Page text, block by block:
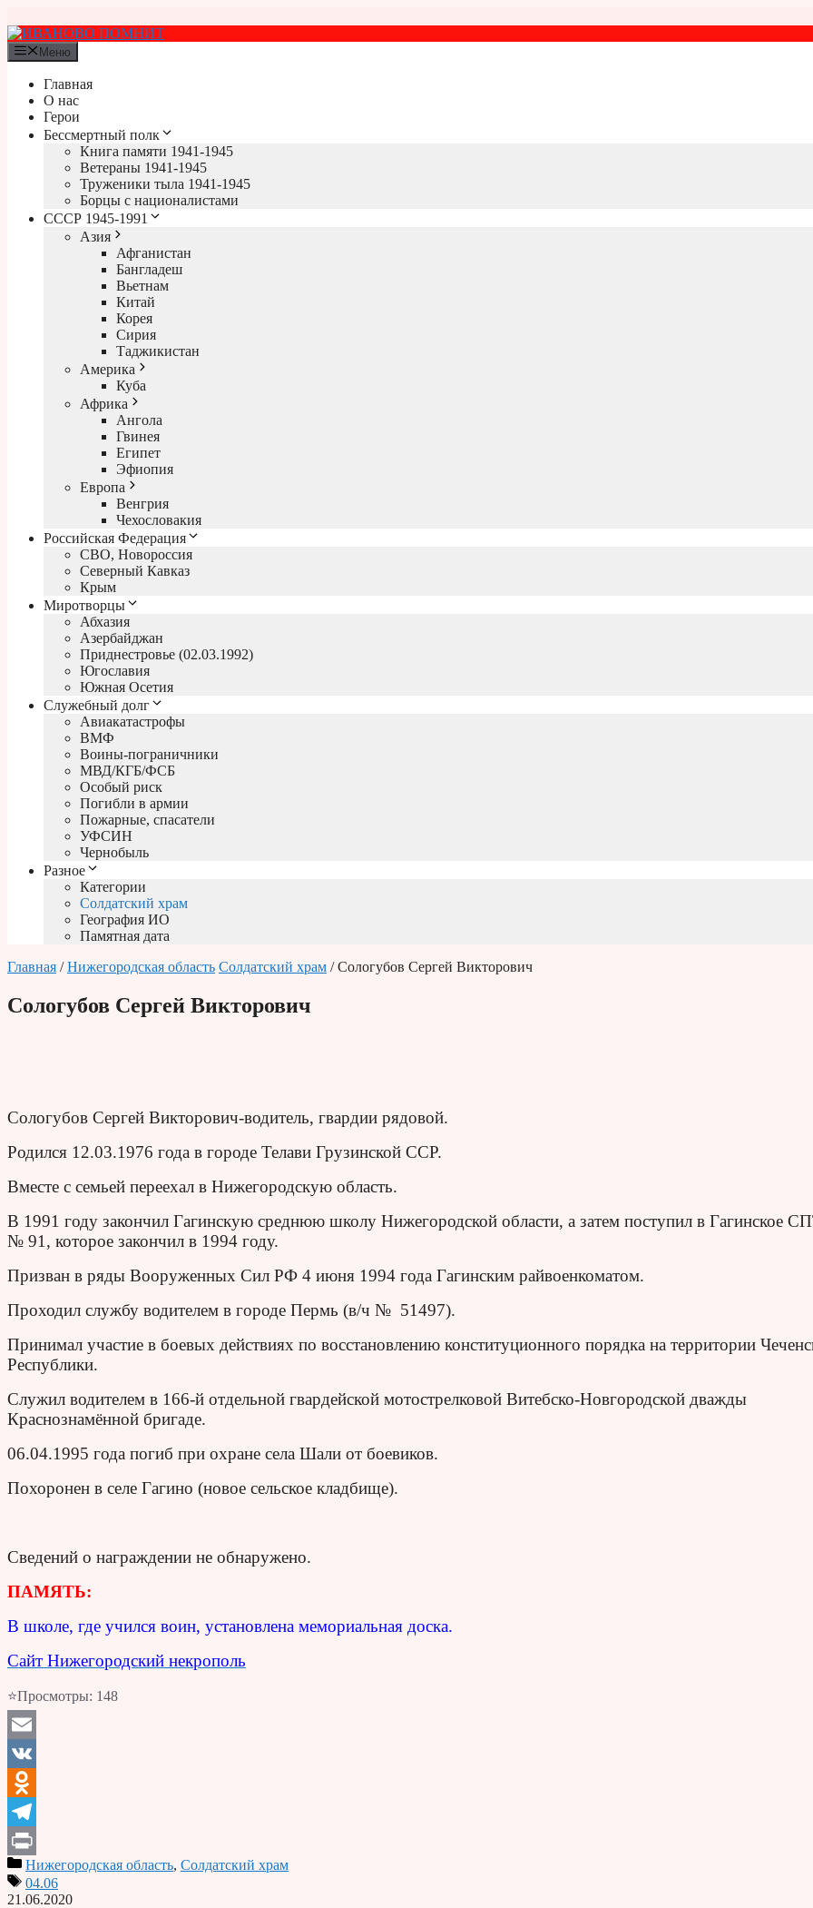
к
содержимому
Меню
Главная
О нас
Герои
Бессмертный полк
Книга памяти 1941-1945
Ветераны 1941-1945
Труженики тыла 1941-1945
Борцы с националистами
СССР 1945-1991
Азия
Афганистан
Бангладеш
Вьетнам
Китай
Корея
Сирия
Таджикистан
Америка
Куба
Африка
Ангола
Гвинея
Египет
Эфиопия
Европа
Венгрия
Чехословакия
Российская Федерация
СВО, Новороссия
Северный Кавказ
Крым
Миротворцы
Абхазия
Азербайджан
Приднестровье (02.03.1992)
Югославия
Южная Осетия
Служебный долг
Авиакатастрофы
ВМФ
Воины-пограничники
МВД/КГБ/ФСБ
Особый риск
Погибли в армии
Пожарные, спасатели
УФСИН
Чернобыль
Разное
Категории
Солдатский храм
География ИО
Памятная дата
Главная /Нижегородская область Солдатский храм / Сологубов Сергей Викторович
Сологубов Сергей Викторович
Сологубов Сергей Викторович-водитель, гвардии рядовой.
Родился 12.03.1976 года в городе Телави Грузинской ССР.
Вместе с семьей переехал в Нижегородскую область.
В 1991 году закончил Гагинскую среднюю школу Нижегородской области, а затем поступил в Гагинское
№ 91, которое закончил в 1994 году.
Призван в ряды Вооруженных Сил РФ 4 июня 1994 года Гагинским райвоенкоматом.
Проходил службу водителем в городе Пермь (в/ч № 51497).
Принимал участие в боевых действиях по восстановлению конституционного порядка на территории
Республики.
Служил водителем в 166-й отдельной гвардейской мотострелковой Витебско-Новгородской дважды
Краснознамённой бригаде.
06.04.1995 года погиб при охране села Шали от боевиков.
Похоронен в селе Гагино (новое сельское кладбище).
Сведений о награждении не обнаружено.
ПАМЯТЬ:
В школе, где учился воин, установлена мемориальная доска.
Сайт Нижегородский некрополь
⭐Просмотры: 148
Email
VK
Odnoklassniki
Telegram
PrintНижегородская область, Солдатский храм
04.06
21.06.2020